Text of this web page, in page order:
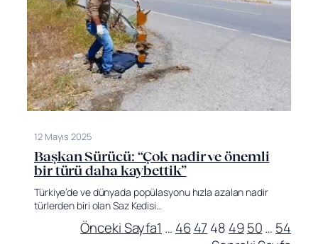
12 Mayıs 2025
Başkan Sürücü: “Çok nadir ve önemli
bir türü daha kaybettik”
Türkiye’de ve dünyada popülasyonu hızla azalan nadir
türlerden biri olan Saz Kedisi…
Önceki Sayfa1 … 46 4748 49 50… 54